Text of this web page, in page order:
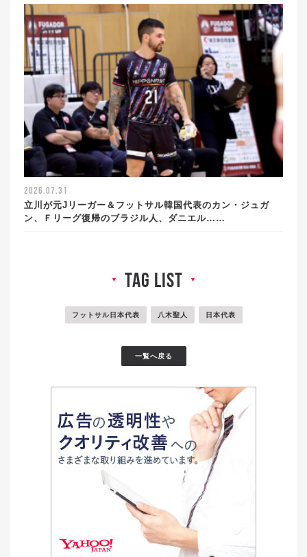
2026.07.31
立川が元Jリーガー＆フットサル韓国代表のカン・ジュガ
ン、Ｆリーグ復帰のブラジル人、ダニエル……
▼ tag list ▼
フットサル日本代表 八木聖人 日本代表
一覧へ戻る